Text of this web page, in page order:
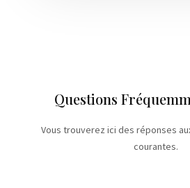
Questions
Vous trouverez ici des réponses
courantes.